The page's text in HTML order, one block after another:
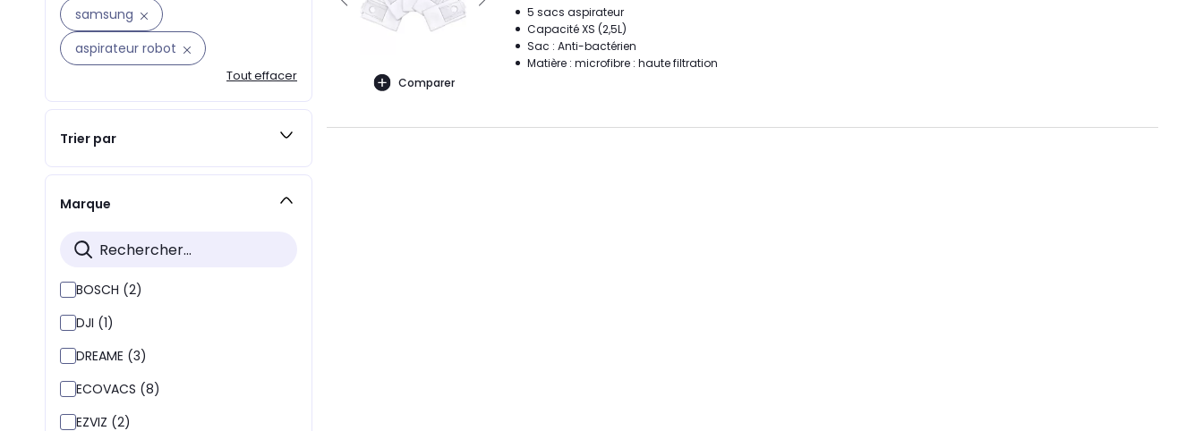
samsung
aspirateur robot
Tout effacer
Trier par
Marque
BOSCH (2)
DJI (1)
DREAME (3)
ECOVACS (8)
EZVIZ (2)
Comparer
5 sacs aspirateur
Capacité XS (2,5L)
Sac : Anti-bactérien
Matière : microfibre : haute filtration